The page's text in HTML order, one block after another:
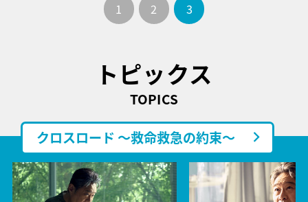
1 2 3
トピックス
TOPICS
クロスロード ～救命救急の約束～